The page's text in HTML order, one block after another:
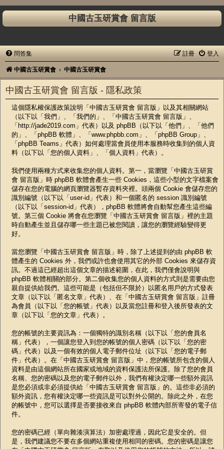
中國古玉研賞會 留言版
問答集 登入
註冊
中國古玉研賞會 中國古玉研賞會
中國古玉研賞會 留言版 - 隱私政策
這個隱私權保護政策說明「中國古玉研賞會 留言版」以及其相關網站
（以下以「我們」、「我們的」、「中國古玉研賞會 留言版」、
「http://jade2019.com」代表）以及 phpBB（以下以「他們」、「他們
的」、「phpBB 軟體」、「www.phpbb.com」、「phpBB Group」、
「phpBB Teams」代表）如何處理當會員使用本服務時收集到的個人資
料（以下以「您的個人資料」、「個人資料」代表）。
我們使用兩種方式來收集您的個人資料。第一，當瀏覽「中國古玉研賞
會 留言版」時 phpBB 軟體會產生一些 Cookies，這些小型的文字檔案會
儲存在您的電腦的網頁瀏覽器暫存資料夾裡。頭兩個 Cookie 會儲存您的
識別編號（以下以「user-id」代表）和一個匿名的 session 識別編號
（以下以「session-id」代表），phpBB 軟體將會自動幫您產生這些編
號。第三個 Cookie 將會在您瀏覽「中國古玉研賞會 留言版」裡的主題
時自動產生並且儲存哪一些主題已被您閱讀，讓您的瀏覽經驗變得更
好。
當您瀏覽「中國古玉研賞會 留言版」時，除了上述提到的由 phpBB 軟
體產生的 Cookies 外，我們或許也會使用其它的外部 Cookies 來儲存資
訊。不過這已經超出這個文章的描述範圍，在此，我們僅會說明與
phpBB 軟體相關的部分。第二個收集您的個人資料的方式則是需要由您
親自提供給我們。這些可能是（包括但不限於）以匿名用戶的方式發表
文章（以下以「匿名文章」代表）、在「中國古玉研賞會 留言版」註冊
為會員（以下以「您的帳號」代表）以及當您註冊和登入後所發表的文
章（以下以「您的文章」代表）。
您的帳號的主要資訊為：一個獨特的識別名稱（以下以「您的會員名
稱」代表），一個讓您登入到您的帳號的個人密碼（以下以「您的密
碼」代表）以及一個有效的個人電子郵件位址（以下以「您的電子郵
件」代表）。在「中國古玉研賞會 留言版」中，您的帳號所包含的個人
資料是由這個網站所在國家或地域的資料保護法所保護。除了您的會員
名稱、您的密碼以及您的電子郵件以外，我們有權決定哪一些額外資訊
是您必須或非必須提供給「中國古玉研賞會 留言版」的。這些非必須的
額外資訊，您有權決定哪一些資訊是可以對外公開的。除此之外，在您
的帳號中，您可以選擇是否要接收來自 phpBB 軟體內部所寄發的電子信
件。
您的密碼已經（單向雜湊演算法）加密處理過，因此它是安全的。但
是，我們建議您不要在多個網站重複使用相同的密碼。您的密碼是讓您